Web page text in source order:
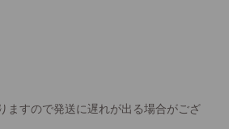
ますので発送に遅れが出る場合がござ